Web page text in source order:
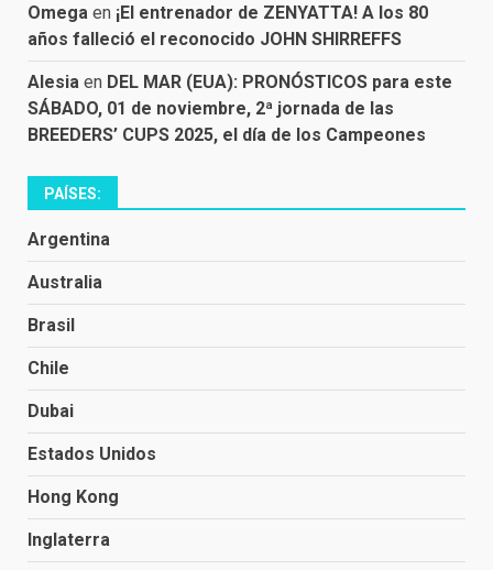
Omega en ¡El entrenador de ZENYATTA! A los 80
años falleció el reconocido JOHN SHIRREFFS
Alesia en DEL MAR (EUA): PRONÓSTICOS para este
SÁBADO, 01 de noviembre, 2ª jornada de las
BREEDERS’ CUPS 2025, el día de los Campeones
PAÍSES:
Argentina
Australia
Brasil
Chile
Dubai
Estados Unidos
Hong Kong
Inglaterra